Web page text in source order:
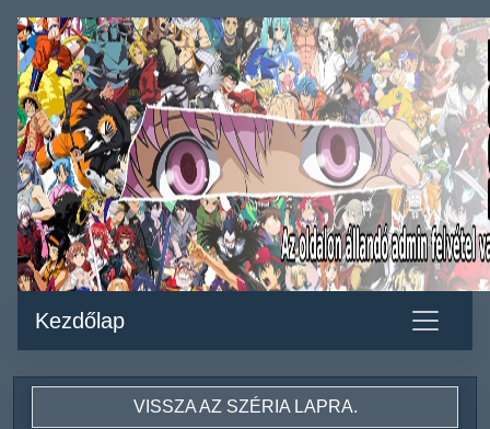
Kezdőlap
VISSZA AZ SZÉRIA LAPRA.